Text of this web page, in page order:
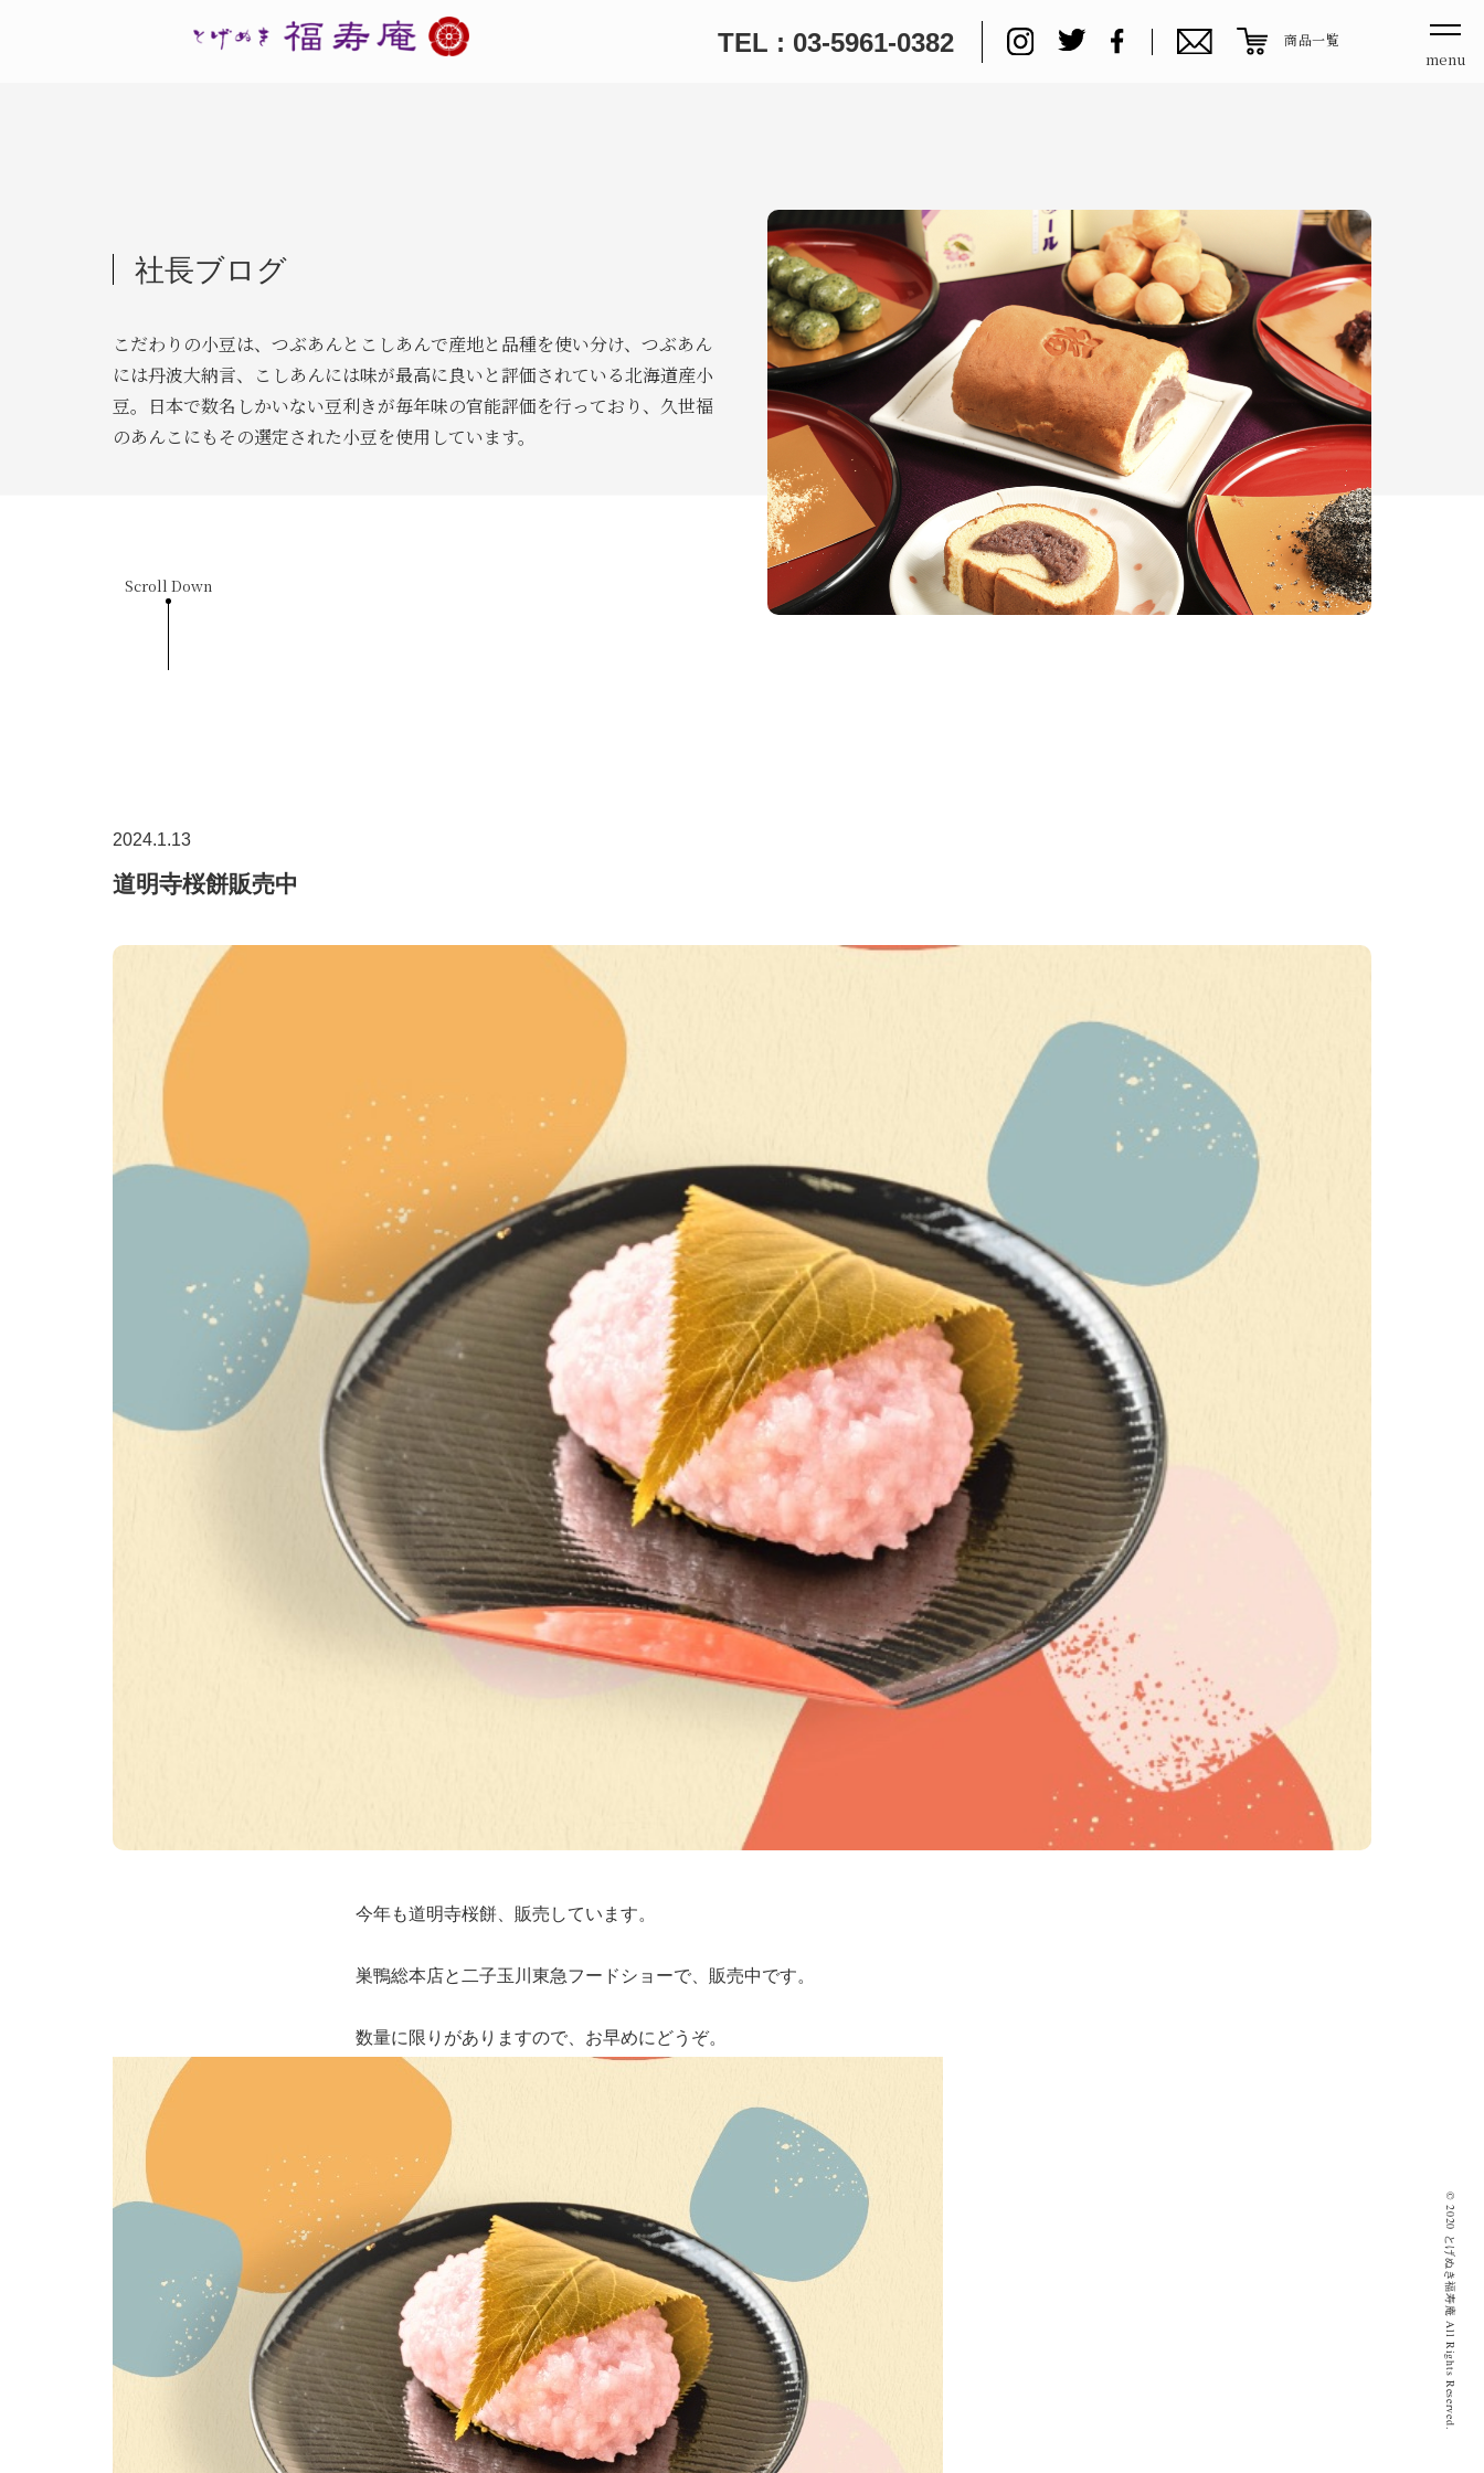
TEL : 03-5961-0382 商品一覧
menu
© 2020 とげぬき福寿庵 All Rights Reserved.
社長ブログ
こだわりの小豆は、つぶあんとこしあんで産地と品種を使い分け、つぶあん
には丹波大納言、こしあんには味が最高に良いと評価されている北海道産小
豆。日本で数名しかいない豆利きが毎年味の官能評価を行っており、久世福
のあんこにもその選定された小豆を使用しています。
Scroll Down
2024.1.13
道明寺桜餅販売中
今年も道明寺桜餅、販売しています。
巣鴨総本店と二子玉川東急フードショーで、販売中です。
数量に限りがありますので、お早めにどうぞ。